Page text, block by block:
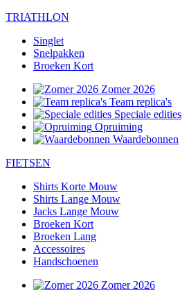
TRIATHLON
Singlet
Snelpakken
Broeken Kort
Zomer 2026
Team replica's
Speciale edities
Opruiming
Waardebonnen
FIETSEN
Shirts Korte Mouw
Shirts Lange Mouw
Jacks Lange Mouw
Broeken Kort
Broeken Lang
Accessoires
Handschoenen
Zomer 2026